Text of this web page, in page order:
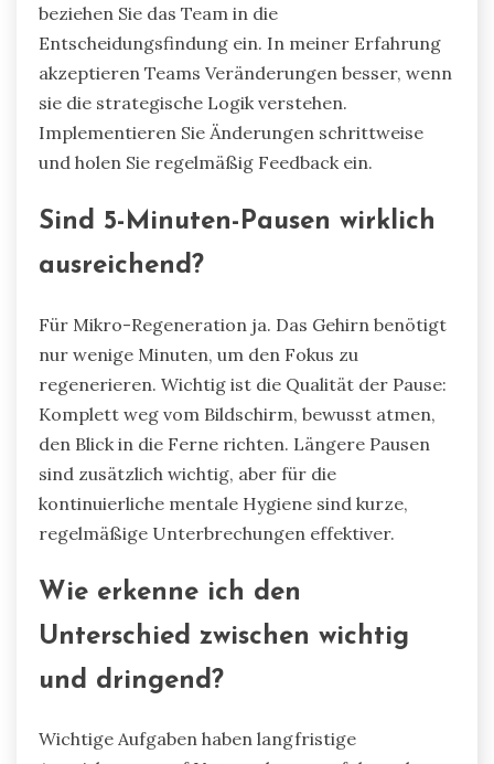
beziehen Sie das Team in die
Entscheidungsfindung ein. In meiner Erfahrung
akzeptieren Teams Veränderungen besser, wenn
sie die strategische Logik verstehen.
Implementieren Sie Änderungen schrittweise
und holen Sie regelmäßig Feedback ein.
Sind 5-Minuten-Pausen wirklich
ausreichend?
Für Mikro-Regeneration ja. Das Gehirn benötigt
nur wenige Minuten, um den Fokus zu
regenerieren. Wichtig ist die Qualität der Pause:
Komplett weg vom Bildschirm, bewusst atmen,
den Blick in die Ferne richten. Längere Pausen
sind zusätzlich wichtig, aber für die
kontinuierliche mentale Hygiene sind kurze,
regelmäßige Unterbrechungen effektiver.
Wie erkenne ich den
Unterschied zwischen wichtig
und dringend?
Wichtige Aufgaben haben langfristige